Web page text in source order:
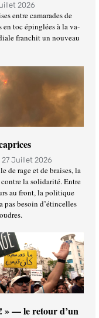
2026
entre camarades de
toc épinglées à la va-
franchit un nouveau
27 Juillet 2026
de rage et de braises, la
la solidarité. Entre
au front, la politique
pas besoin d’étincelles
» — le retour d’un